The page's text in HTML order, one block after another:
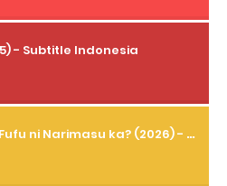
- Subtitle Indonesia
Mou Ichido Fufu ni Narimasu ka? (2026) - 01 Subtitle Indonesia